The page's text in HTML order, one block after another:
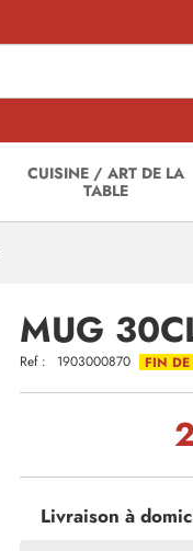
CUISINE / ART DE LA
TABLE
MUG
Ref : 1903000870 FIN DE
Livraison à